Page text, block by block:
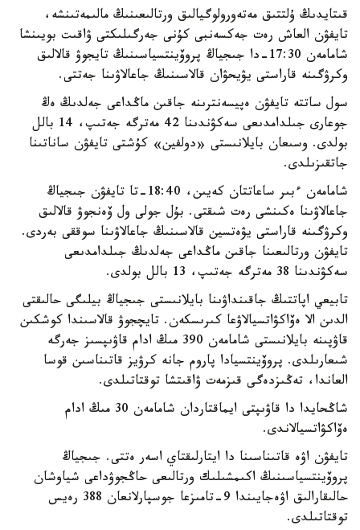
قىتايدىڭ ۇلتتىق مەتەورولوگيالىق ورتالىعىنىڭ مالىمەتىنشە،
تايفۋن العاش رەت جەكسەنبى كۇنى جەرگىلىكتى ۋاقىت بويىنشا
شامامەن 17:30-دا جىجياڭ پروۆينتسياسىنىڭ تايجوۋ قالالىق
وكرۋگىنە قاراستى يۋيحۋان قالاسىنىڭ جاعالاۋىنا جەتتى.
سول ساتتە تايفۋن ەپيسەنترىنە جاقىن ماڭداعى جەلدىڭ ەڭ
جوعارى جىلدامدىعى سەكۋندىنا 42 مەترگە جەتىپ، 14 بالل
بولدى. وسىعان بايلانىستى «دولفين» كۇشتى تايفۋن ساناتىنا
جاتقىزىلدى.
شامامەن ءبىر ساعاتتان كەيىن، 18:40-تا تايفۋن جىجياڭ
جاعالاۋىنا ەكىنشى رەت شىقتى. بۇل جولى ول ۆەنجوۋ قالالىق
وكرۋگىنە قاراستى يۋەتسين قالاسىنىڭ جاعالاۋىنا سوققى بەردى.
تايفۋن ورتالىعىنا جاقىن ماڭداعى جەلدىڭ جىلدامدىعى
سەكۋندىنا 38 مەترگە جەتىپ، 13 بالل بولدى.
تابيعي اپاتتىڭ جاقىنداۋىنا بايلانىستى جىجياڭ بيلىگى حالىقتى
الدىن الا ەۆاكۋاتسيالاۋعا كىرىسكەن. تايچجوۋ قالاسىندا كوشكىن
قاۋپىنە بايلانىستى شامامەن 390 مىڭ ادام قاۋىپسىز جەرگە
شىعارىلدى. پروۆينتسيادا پاروم جانە كرۋيز قاتىناسىن قوسا
العاندا، تەڭىزدەگى قىزمەت ۋاقىتشا توقتاتىلدى.
شاڭحايدا دا قاۋىپتى ايماقتاردان شامامەن 30 مىڭ ادام
ەۆاكۋاتسيالاندى.
تايفۋن اۋە قاتىناسىنا دا ايتارلىقتاي اسەر ەتتى. جىجياڭ
پروۆينتسياسىنىڭ اكىمشىلىك ورتالىعى حاڭجوۋداعى شياوشان
حالىقارالىق اۋەجايىندا 9-تامىزعا جوسپارلانعان 388 رەيس
توقتاتىلدى.